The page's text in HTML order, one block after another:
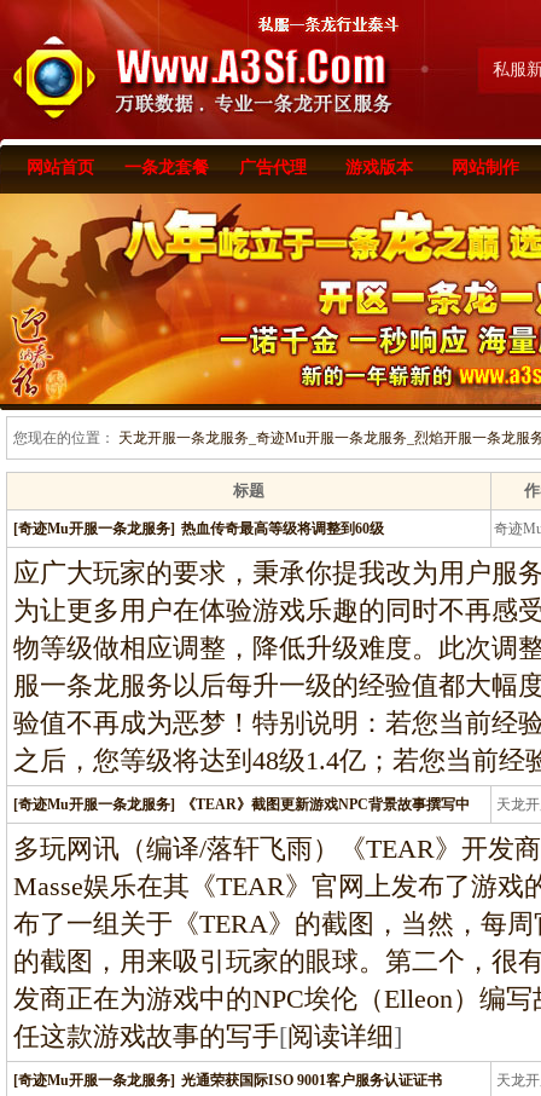
私服
网站首页 一条龙套餐 广告代理 游戏版本 网站制作
您现在的位置： 天龙开服一条龙服务_奇迹Mu开服一条龙服务_烈焰开服一条龙服
标题
[奇迹Mu开服一条龙服务] 热血传奇最高等级将调整到60级 奇迹
条
应广大玩家的要求，秉承你提我改为用户服
为让更多用户在体验游戏乐趣的同时不再感
物等级做相应调整，降低升级难度。此次调
服一条龙服务以后每升一级的经验值都大幅
验值不再成为恶梦！特别说明：若您当前经
之后，您等级将达到48级1.4亿；若您当前经
[奇迹Mu开服一条龙服务] 《TEAR》截图更新游戏NPC背景故事撰写中 天龙
龙
多玩网讯（编译/落轩飞雨）《TEAR》开发
Masse娱乐在其《TEAR》官网上发布了游
布了一组关于《TERA》的截图，当然，每
的截图，用来吸引玩家的眼球。第二个，很
发商正在为游戏中的NPC埃伦（Elleon）编
任这款游戏故事的写手[阅读详细]
[奇迹Mu开服一条龙服务] 光通荣获国际ISO 9001客户服务认证证书 天龙